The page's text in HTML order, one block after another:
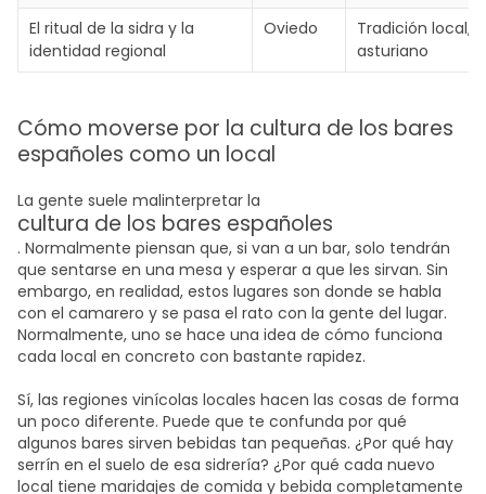
El ritual de la sidra y la
identidad regional
Oviedo
Tradición local,
asturiano
Cómo moverse por la cultura de los bares
españoles como un local
La gente suele malinterpretar la
cultura de los bares españoles
. Normalmente piensan que, si van a un bar, solo tendrán
que sentarse en una mesa y esperar a que les sirvan. Sin
embargo, en realidad, estos lugares son donde se habla
con el camarero y se pasa el rato con la gente del lugar.
Normalmente, uno se hace una idea de cómo funciona
cada local en concreto con bastante rapidez.
Sí, las regiones vinícolas locales hacen las cosas de forma
un poco diferente. Puede que te confunda por qué
algunos bares sirven bebidas tan pequeñas. ¿Por qué hay
serrín en el suelo de esa sidrería? ¿Por qué cada nuevo
local tiene maridajes de comida y bebida completamente